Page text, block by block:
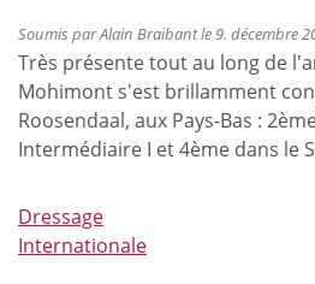
et
Grégory
Wathelet
à
Genève
Soumis parAlain Braibantle 9. décembre
Très présente tout au long de
Mohimont s'est brillamment
Roosendaal, aux Pays-Bas :
Intermédiaire I et 4ème dans le
Dressage
Internationale